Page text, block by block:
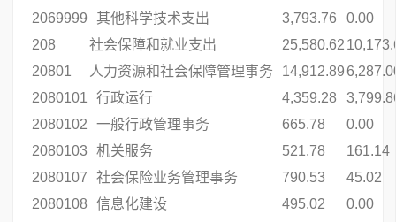
2069999
其他科学技术支出 3,793.76
0.00
208
社会保障和就业支出 25,580.62
20801
人力资源和社会保障管理事务 14,912.89
2080101
行政运行 4,359.28
2080102
一般行政管理事务 665.78
0.00
2080103
机关服务 521.78
161.14
2080107
社会保险业务管理事务 790.53
45.02
2080108
信息化建设 495.02
0.00